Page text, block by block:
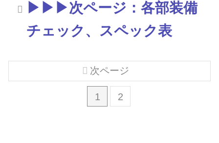
▶▶▶次ページ：各部装備
チェック、スペック表
1 2
次ページ